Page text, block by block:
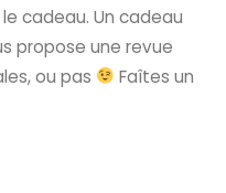
cadeau. Un cadeau
propose une revue
ou pas
Faîtes un